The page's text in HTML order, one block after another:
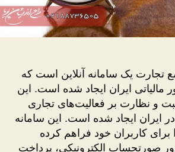
تجارت یک سامانه آنلاین است که
ایران ایجاد شده است. این
و نظارت بر فعالیت‌های تجاری
ایران ایجاد شده است. این سامانه
برای کاربران خود فراهم کرده
صورتحساب الکترونیکی، پرداخت